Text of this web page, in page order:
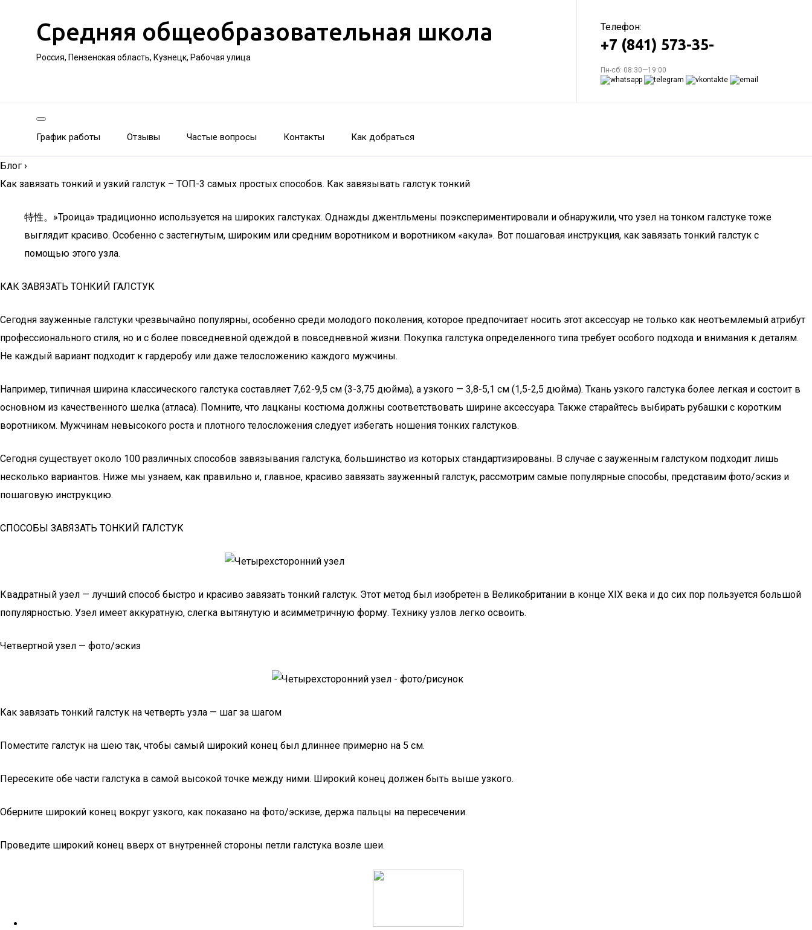
Средняя общеобразовательная школа
Россия, Пензенская область, Кузнецк, Рабочая улица
Телефон:
+7 (841) 573-35-
Пн-сб: 08:30—19:00
График работы Отзывы Частые вопросы Контакты Как добраться
Блог ›
Как завязать тонкий и узкий галстук – ТОП-3 самых простых способов. Как завязывать галстук тонкий
特性。»Троица» традиционно используется на широких галстуках. Однажды джентльмены поэкспериментировали и обнаружили, что узел на тонком галстуке тоже
выглядит красиво. Особенно с застегнутым, широким или средним воротником и воротником «акула». Вот пошаговая инструкция, как завязать тонкий галстук с
помощью этого узла.
КАК ЗАВЯЗАТЬ ТОНКИЙ ГАЛСТУК
Сегодня зауженные галстуки чрезвычайно популярны, особенно среди молодого поколения, которое предпочитает носить этот аксессуар не только как неотъемлемый атрибут
профессионального стиля, но и с более повседневной одеждой в повседневной жизни. Покупка галстука определенного типа требует особого подхода и внимания к деталям.
Не каждый вариант подходит к гардеробу или даже телосложению каждого мужчины.
Например, типичная ширина классического галстука составляет 7,62-9,5 см (3-3,75 дюйма), а узкого — 3,8-5,1 см (1,5-2,5 дюйма). Ткань узкого галстука более легкая и состоит в
основном из качественного шелка (атласа). Помните, что лацканы костюма должны соответствовать ширине аксессуара. Также старайтесь выбирать рубашки с коротким
воротником. Мужчинам невысокого роста и плотного телосложения следует избегать ношения тонких галстуков.
Сегодня существует около 100 различных способов завязывания галстука, большинство из которых стандартизированы. В случае с зауженным галстуком подходит лишь
несколько вариантов. Ниже мы узнаем, как правильно и, главное, красиво завязать зауженный галстук, рассмотрим самые популярные способы, представим фото/эскиз и
пошаговую инструкцию.
СПОСОБЫ ЗАВЯЗАТЬ ТОНКИЙ ГАЛСТУК
Квадратный узел — лучший способ быстро и красиво завязать тонкий галстук. Этот метод был изобретен в Великобритании в конце XIX века и до сих пор пользуется большой
популярностью. Узел имеет аккуратную, слегка вытянутую и асимметричную форму. Технику узлов легко освоить.
Четвертной узел — фото/эскиз
Как завязать тонкий галстук на четверть узла — шаг за шагом
Поместите галстук на шею так, чтобы самый широкий конец был длиннее примерно на 5 см.
Пересеките обе части галстука в самой высокой точке между ними. Широкий конец должен быть выше узкого.
Оберните широкий конец вокруг узкого, как показано на фото/эскизе, держа пальцы на пересечении.
Проведите широкий конец вверх от внутренней стороны петли галстука возле шеи.